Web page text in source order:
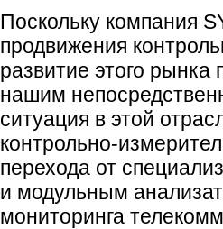
Поскольку компания
продвижения
развитие этого рынка
нашим
ситуация в этой
контрольно-
перехода от
и модульным
мониторинга